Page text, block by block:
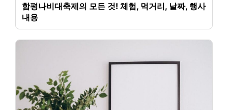
함평나비대축제의 모든 것! 체험, 먹거리, 날짜, 행사
내용